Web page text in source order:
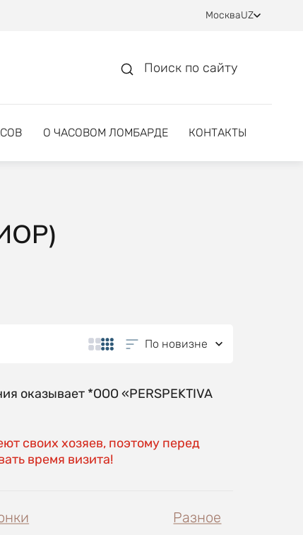
МоскваUZ
Поиск по сайту
О ЧАСОВОМ ЛОМБАРДЕ КОНТАКТЫ
По новизне
оказывает *OOO «PERSPEKTIVA
своих хозяев, поэтому перед
время визита!
Разное